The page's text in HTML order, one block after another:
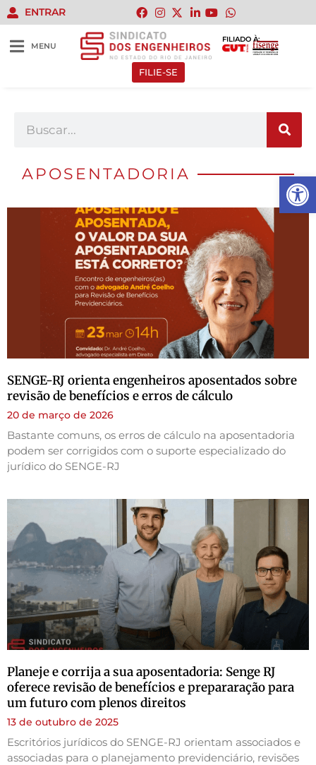
Abrir
ENTRAR
MENU
FILIADO À:
FILIE-SE
APOSENTADORIA
SENGE-RJ orienta engenheiros aposentados sobre
revisão de benefícios e erros de cálculo
20 de março de 2026
Bastante comuns, os erros de cálculo na aposentadoria
podem ser corrigidos com o suporte especializado do
jurídico do SENGE-RJ
Planeje e corrija a sua aposentadoria: Senge RJ
oferece revisão de benefícios e prepararação para
um futuro com plenos direitos
13 de outubro de 2025
Escritórios jurídicos do SENGE-RJ orientam associados e
associadas para o planejamento previdenciário, revisões